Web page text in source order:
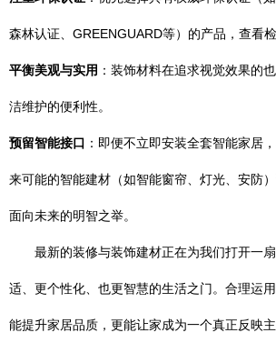
森林认证、GREENGUARD等）的产品，查看检
平衡美观与实用 ：装饰材料在追求视觉效果的
洁维护的便利性。
预留智能接口 ：即便不立即安装全套智能家居
来可能的智能建材（如智能窗帘、灯光、安防
面向未来的明智之举。
最新的装修与装饰建材正在为我们打开一
适、更个性化、也更智慧的生活之门。合理运
能提升家居品质，更能让家成为一个真正反映